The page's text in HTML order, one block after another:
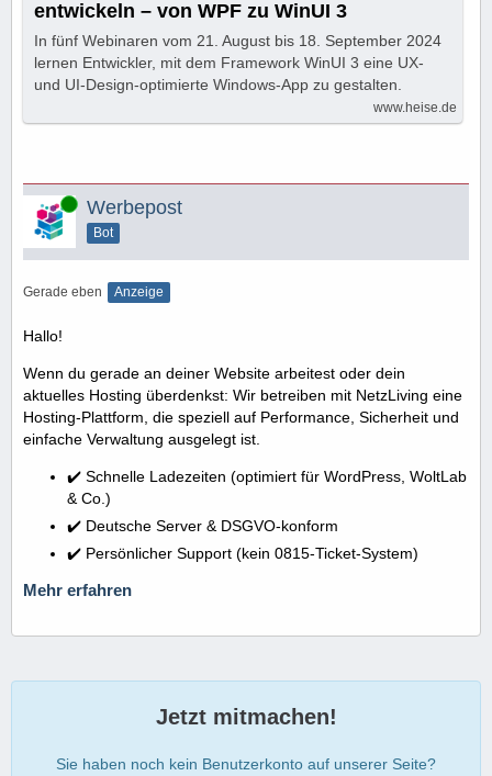
entwickeln – von WPF zu WinUI 3
In fünf Webinaren vom 21. August bis 18. September 2024
lernen Entwickler, mit dem Framework WinUI 3 eine UX-
und UI-Design-optimierte Windows-App zu gestalten.
www.heise.de
Online Werbepost
Bot
Gerade eben Anzeige
Hallo!
Wenn du gerade an deiner Website arbeitest oder dein
aktuelles Hosting überdenkst: Wir betreiben mit NetzLiving eine
Hosting-Plattform, die speziell auf Performance, Sicherheit und
einfache Verwaltung ausgelegt ist.
✔️ Schnelle Ladezeiten (optimiert für WordPress, WoltLab
& Co.)
✔️ Deutsche Server & DSGVO-konform
✔️ Persönlicher Support (kein 0815-Ticket-System)
Mehr erfahren
Jetzt mitmachen!
Sie haben noch kein Benutzerkonto auf unserer Seite?